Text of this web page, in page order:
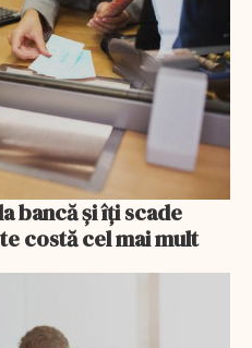
bancă și îți scade
costă cel mai mult